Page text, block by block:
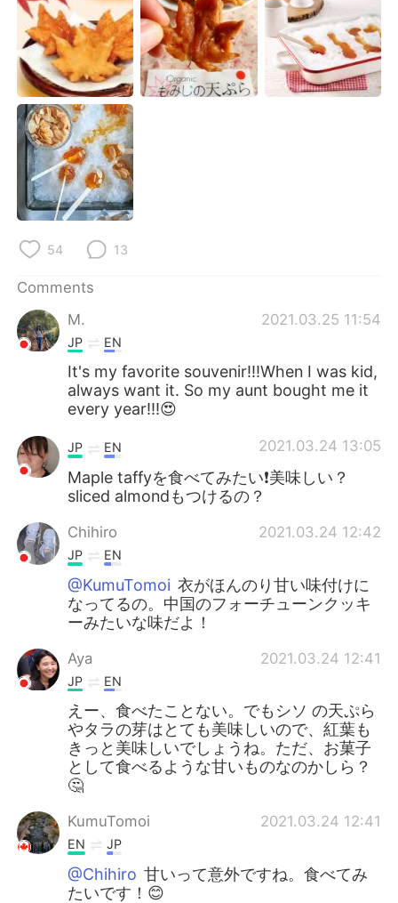
54 13
Comments
M.
2021.03.25 11:54
JP EN
It's my favorite souvenir!!!When I was kid,
always want it. So my aunt bought me it
every year!!!😍
2021.03.24 13:05
JP EN
Maple taffyを食べてみたい❗美味しい？
sliced almondもつけるの？
Chihiro 2021.03.24 12:42
JP EN
@KumuTomoi 衣がほんのり甘い味付けに
なってるの。中国のフォーチューンクッキ
ーみたいな味だよ！
Aya 2021.03.24 12:41
JP EN
えー、食べたことない。でもシソ の天ぷら
やタラの芽はとても美味しいので、紅葉も
きっと美味しいでしょうね。ただ、お菓子
として食べるような甘いものなのかしら？
🤔
KumuTomoi 2021.03.24 12:41
EN JP
@Chihiro 甘いって意外ですね。食べてみ
たいです！😊